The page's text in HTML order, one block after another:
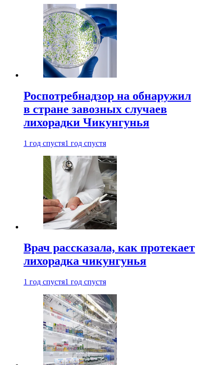
Роспотребнадзор на обнаружил
в стране завозных случаев
лихорадки Чикунгунья
1 год спустя1 год спустя
Врач рассказала, как протекает
лихорадка чикунгунья
1 год спустя1 год спустя